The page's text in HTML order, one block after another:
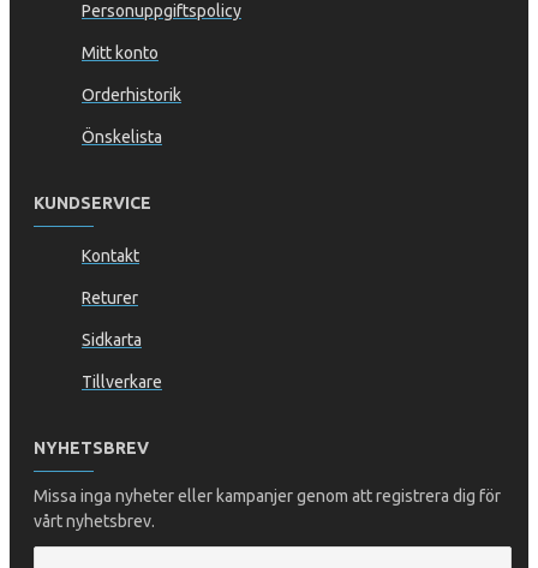
Personuppgiftspolicy
Mitt konto
Orderhistorik
Önskelista
KUNDSERVICE
Kontakt
Returer
Sidkarta
Tillverkare
NYHETSBREV
Missa inga nyheter eller kampanjer genom att registrera dig för
vårt nyhetsbrev.